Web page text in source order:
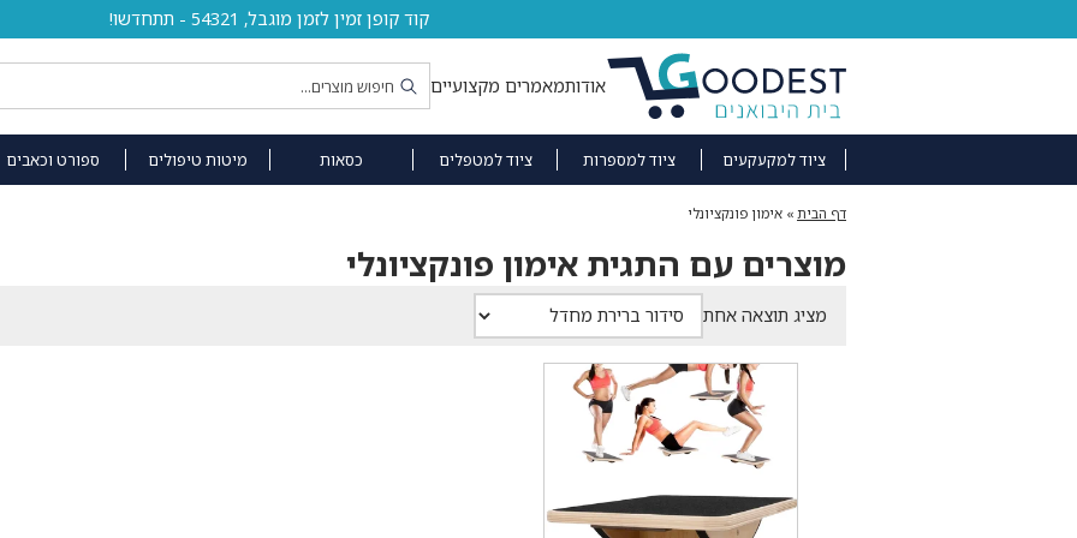
קוד קופן זמין לזמן מוגבל, 54321 - תתחדשו!
אודותמאמרים מקצועיים
ציוד למקעקעים ציוד למספרות ציוד למטפלים כסאות מיטות טיפולים ספורט וכאבים
דף הבית » אימון פונקציונלי
מוצרים עם התגית אימון פונקציונלי
מציג תוצאה אחת